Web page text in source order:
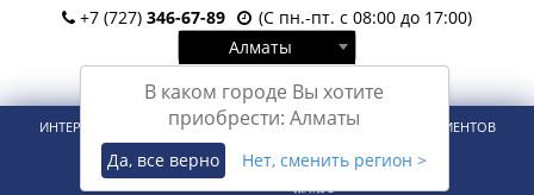
+7 (727) 346-67-89
(С пн.-пт. с 08:00 до 17:00)
Алматы
В каком городе Вы хотите
приобрести: Алматы
Да, все верно Нет, сменить регион >
Вход Регистрация
ИНТЕРНЕТ-МАГАЗИН ДЛЯ РОЗНИЧНЫХ И КОРПОРАТИВНЫХ КЛИЕНТОВ